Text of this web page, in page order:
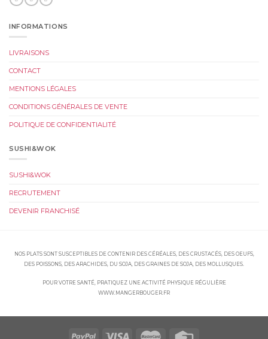
INFORMATIONS
LIVRAISONS
CONTACT
MENTIONS LÉGALES
CONDITIONS GÉNÉRALES DE VENTE
POLITIQUE DE CONFIDENTIALITÉ
SUSHI&WOK
SUSHI&WOK
RECRUTEMENT
DEVENIR FRANCHISÉ
NOS PLATS SONT SUSCEPTIBLES DE CONTENIR DES CÉRÉALES, DES CRUSTACÉS, DES OEUFS,
DES POISSONS, DES ARACHIDES, DU SOJA, DES GRAINES DE SOJA, DES MOLLUSQUES.
POUR VOTRE SANTÉ, PRATIQUEZ UNE ACTIVITÉ PHYSIQUE RÉGULIÈRE
WWW.MANGERBOUGER.FR